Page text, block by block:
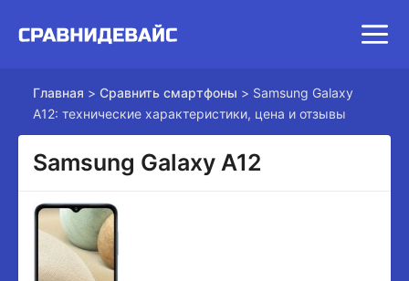
Главная > Сравнить смартфоны > Samsung Galaxy
A12: технические характеристики, цена и отзывы
Samsung Galaxy A12